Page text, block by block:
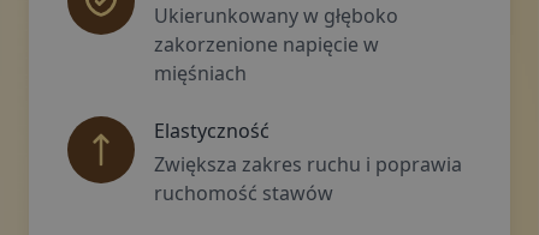
Ukierunkowany w głęboko
zakorzenione napięcie w
mięśniach
Elastyczność
Zwiększa zakres ruchu i poprawia
ruchomość stawów